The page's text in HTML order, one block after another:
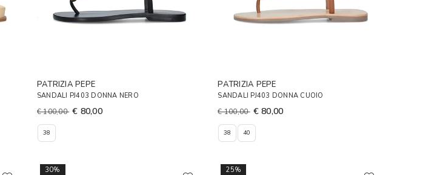
PATRIZIA PEPE
SANDALI PJ403 DONNA NERO
€ 100,00 € 80,00
38
PATRIZIA PEPE
SANDALI PJ403 DONNA CUOIO
€ 100,00 € 80,00
38 40
30% 25%